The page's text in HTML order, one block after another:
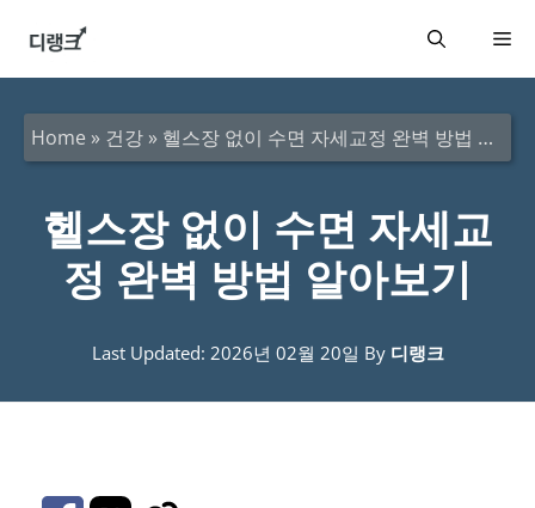
메
Home » 건강 » 헬스장 없이 수면 자세교정 완벽 방법 알아보기
헬스장 없이 수면 자세교
정 완벽 방법 알아보기
Last Updated: 2026년 02월 20일 By 디랭크